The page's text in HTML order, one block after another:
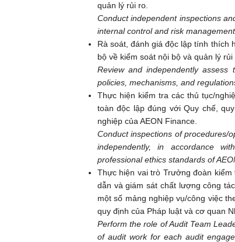
quản lý rủi ro.
Conduct independent inspections
internal control and risk management.
Rà soát, đánh giá độc lập tính thích
bộ về kiểm soát nội bộ và quản lý rủi
Review and independently assess
policies, mechanisms, and
Thực hiện kiểm tra các thủ tục/
toàn độc lập đúng với Quy chế,
nghiệp của AEON Finance.
Conduct inspections of procedures/
independently, in accordance
professional ethics standards of
Thực hiện vai trò Trưởng đoàn
dẫn và giám sát chất lượng công
một số mảng nghiệp vụ/công việc
quy định của Pháp luật và cơ quan
Perform the role of Audit Team
of audit work for each audit